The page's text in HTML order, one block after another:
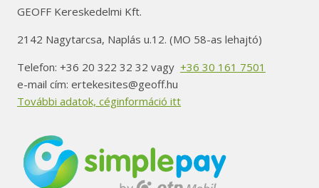
GEOFF Kereskedelmi Kft.
2142 Nagytarcsa, Naplás u.12. (MO 58-as lehajtó)
Telefon: +36 20 322 32 32 vagy +36 30 161 7501
e-mail cím: ertekesites@geoff.hu
További adatok, céginformáció itt